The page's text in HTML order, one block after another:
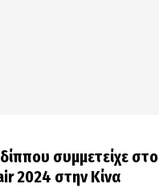
συμμετείχε στο
2024 στην Κίνα